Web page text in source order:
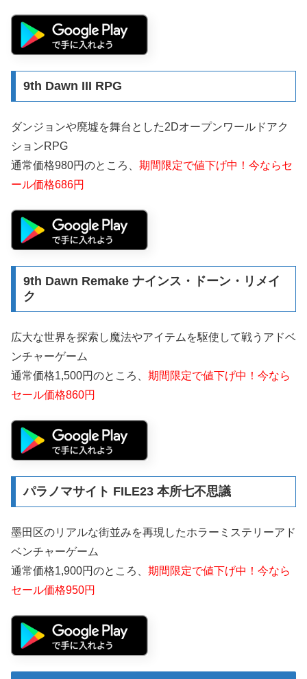
9th Dawn III RPG
ダンジョンや廃墟を舞台とした2Dオープンワールドアク
ションRPG
通常価格980円のところ、 期間限定で値下げ中！今ならセ
ール価格686円
9th Dawn Remake ナインス・ドーン・リメイ
ク
広大な世界を探索し魔法やアイテムを駆使して戦うアドベ
ンチャーゲーム
通常価格1,500円のところ、 期間限定で値下げ中！今なら
セール価格860円
パラノマサイト FILE23 本所七不思議
墨田区のリアルな街並みを再現したホラーミステリーアド
ベンチャーゲーム
通常価格1,900円のところ、 期間限定で値下げ中！今なら
セール価格950円